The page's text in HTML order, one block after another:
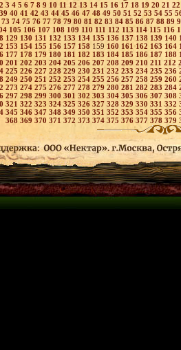
2 3 4 5 6 7 8 9 10 11 12 13 14 15 16 17 18 19 20 21
39 40 41 42 43 44 45 46 47 48 49 50 51 52 53 54 55
73 74 75 76 77 78 79 80 81 82 83 84 85 86 87 88 89
105 106 107 108 109 110 111 112 113 114 115 116
129 130 131 132 133 134 135 136 137 138 139 140
153 154 155 156 157 158 159 160 161162 163 164
177 178 179 180 181 182 183 184 185 186 187 188
201 202 203 204 205 206 207 208 209 210 211 212
225 226 227 228 229 230 231 232 233 234 235 236
249 250 251 252 253254 255 256 257 258 259 260
273 274 275 276 277 278 279 280 281 282 283 284
297 298 299 300 301 302 303 304 305 306 307 308
321 322 323 324 325 326 327 328 329 330 331 332
345 346 347 348 349 350 351 352 353 354 355 356
368 369 370 371 372 373 374 375 376 377 378 379